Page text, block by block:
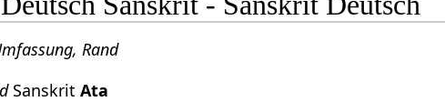
Rand
SanskritAta